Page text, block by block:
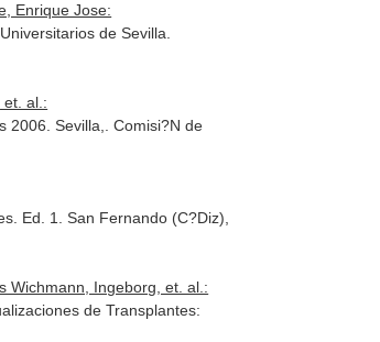
Enrique Jose:
de Sevilla
et. al.:
2006 . Sevilla,. Comisi?N de
. Ed. 1. San Fernando (C?Diz),
Wichmann, Ingeborg, et. al.:
de Transplantes: